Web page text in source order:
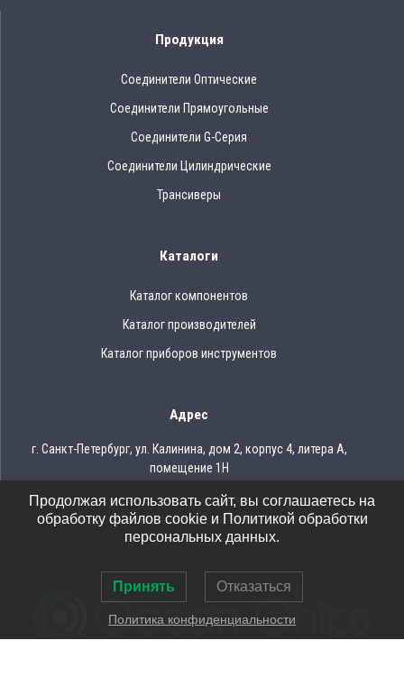
Продукция
Соединители Оптические
Соединители Прямоугольные
Соединители G-Серия
Соединители Цилиндрические
Трансиверы
Каталоги
Каталог компонентов
Каталог производителей
Каталог приборов инструментов
Адрес
г. Санкт-Петербург, ул. Калинина, дом 2, корпус 4, литера А,
помещение 1Н
Тел.: 8 (812) 309-75-97
Email: ocean@oceanchips.ru
Продолжая использовать сайт, вы соглашаетесь на
обработку файлов cookie и Политикой обработки
персональных данных.
Принять Отказаться
Политика конфиденциальности